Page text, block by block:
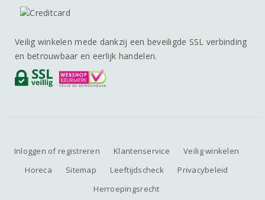
Veilig winkelen mede dankzij een beveiligde SSL verbinding
en betrouwbaar en eerlijk handelen.
Inloggen of registreren Klantenservice
Veilig winkelen
Horeca
Sitemap Leeftijdscheck
Privacybeleid
Herroepingsrecht